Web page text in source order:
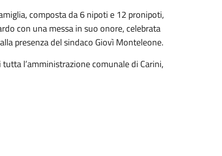
composta da 6 nipoti e 12 pronipoti,
con una messa in suo onore, celebrata
presenza del sindaco Giovì Monteleone.
l’amministrazione comunale di Carini,